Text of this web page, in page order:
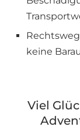
keine
Viel